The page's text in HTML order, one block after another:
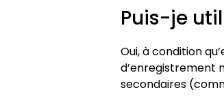
Puis-je
Oui, à condition
d’enregistrement
secondaires